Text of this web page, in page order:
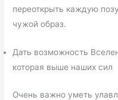
переоткрыть каждую
чужой образ.
Дать возможность
которая выше наших сил
Очень важно уметь